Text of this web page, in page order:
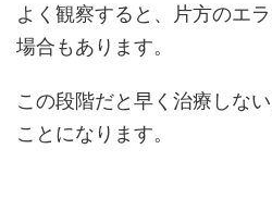
よく観察すると、片方のエ
場合もあります。
この段階だと早く治療しな
ことになります。